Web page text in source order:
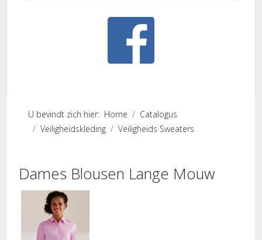
U bevindt zich hier: Home
Catalogus
Veiligheidskleding
Veiligheids Sweaters
Dames Blousen Lange Mouw